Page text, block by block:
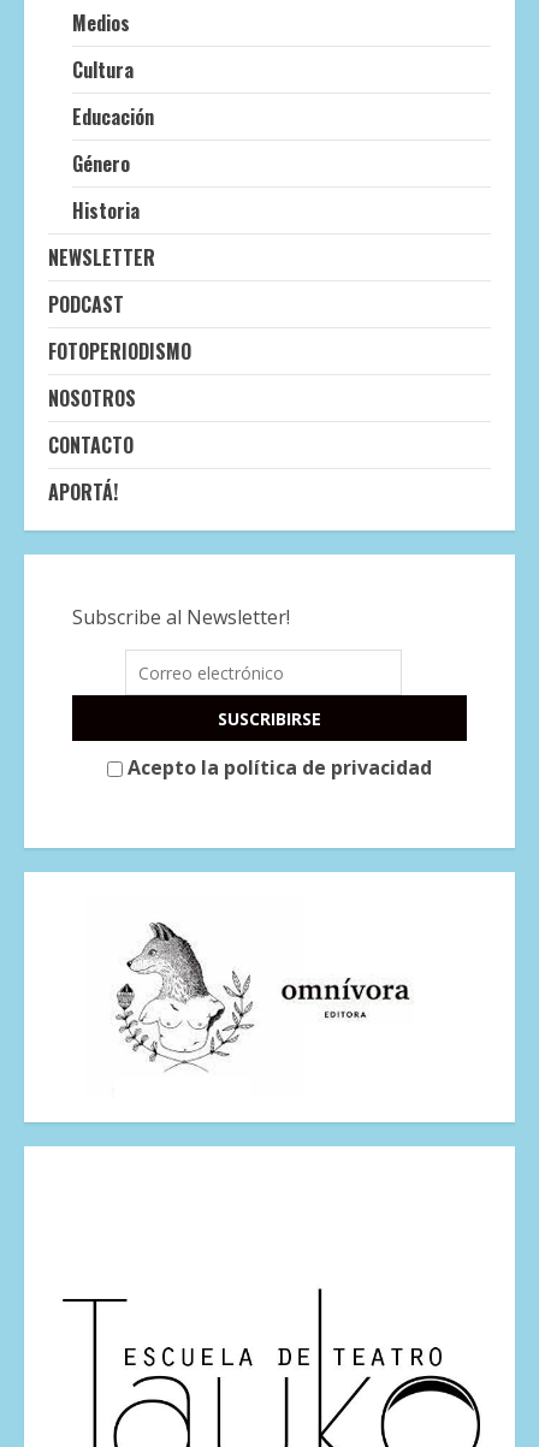
Medios
Cultura
Educación
Género
Historia
NEWSLETTER
PODCAST
FOTOPERIODISMO
NOSOTROS
CONTACTO
APORTÁ!
Subscribe al Newsletter!
Acepto la política de privacidad